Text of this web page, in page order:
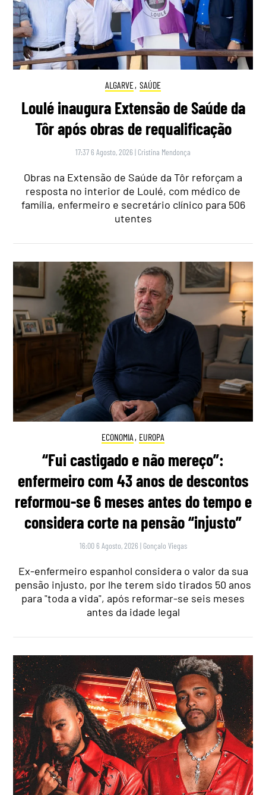
ALGARVE, SAÚDE
Loulé inaugura Extensão de Saúde da
Tôr após obras de requalificação
17:37 6 Agosto, 2026 | Cristina Mendonça
Obras na Extensão de Saúde da Tôr reforçam a
resposta no interior de Loulé, com médico de
família, enfermeiro e secretário clínico para 506
utentes
ECONOMIA , EUROPA
“Fui castigado e não mereço”:
enfermeiro com 43 anos de descontos
reformou-se 6 meses antes do tempo e
considera corte na pensão “injusto”
16:00 6 Agosto, 2026 | Gonçalo Viegas
Ex-enfermeiro espanhol considera o valor da sua
pensão injusto, por lhe terem sido tirados 50 anos
para "toda a vida", após reformar-se seis meses
antes da idade legal